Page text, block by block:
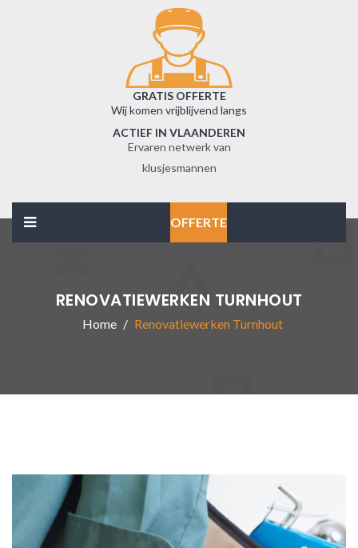
GRATIS OFFERTE
Wij komen vrijblijvend langs
ACTIEF IN VLAANDEREN
Ervaren netwerk van
klusjesmannen
OFFERTE
RENOVATIEWERKEN TURNHOUT
Home Renovatiewerken Turnhout